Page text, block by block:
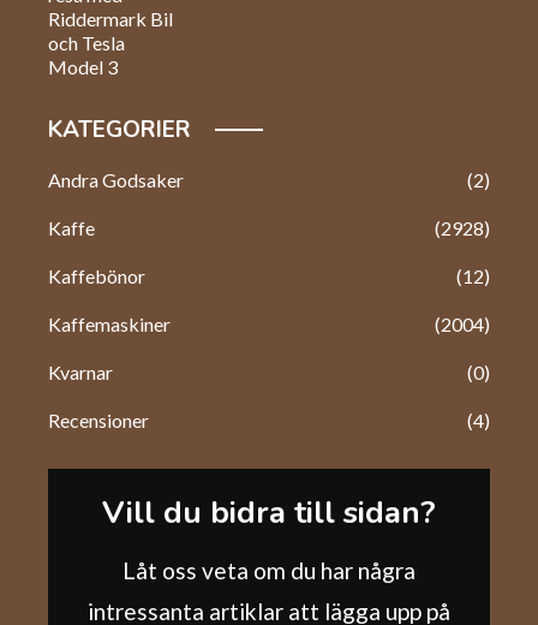
KATEGORIER
Andra Godsaker (2)
Kaffe (2928)
Kaffebönor (12)
Kaffemaskiner (2004)
Kvarnar (0)
Recensioner (4)
Vill du bidra till sidan?
Låt oss veta om du har några
intressanta artiklar att lägga upp på